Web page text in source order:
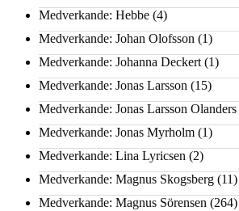
Medverkande: Hebbe (4)
Medverkande: Johan Olofsson (1)
Medverkande: Johanna Deckert (1)
Medverkande: Jonas Larsson (15)
Medverkande: Jonas Larsson Olanders
Medverkande: Jonas Myrholm (1)
Medverkande: Lina Lyricsen (2)
Medverkande: Magnus Skogsberg (11)
Medverkande: Magnus Sörensen (264)